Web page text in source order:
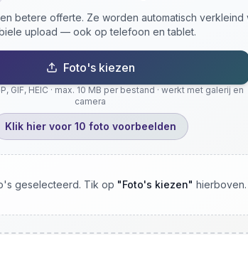
betere offerte. Ze worden automatisch verkleind
upload — ook op telefoon en tablet.
Foto's kiezen
GIF, HEIC · max. 10 MB per bestand · werkt met galerij en
camera
Klik hier voor 10 foto voorbeelden
geselecteerd. Tik op "Foto's kiezen" hierboven.